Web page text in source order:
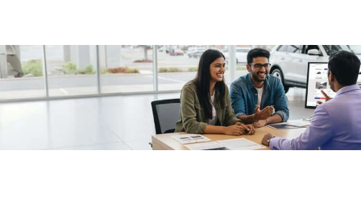
/fragments/plp-details